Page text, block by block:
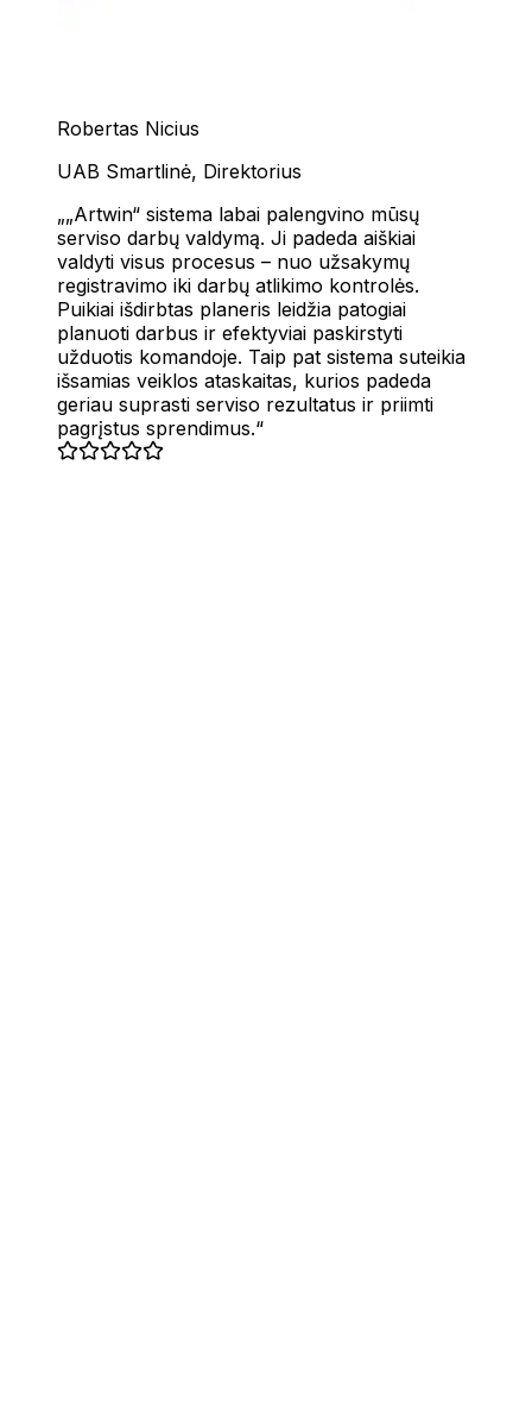
Robertas Nicius
UAB Smartlinė, Direktorius
„Artwin“ sistema labai palengvino mūsų
serviso darbų valdymą. Ji padeda aiškiai
valdyti visus procesus – nuo užsakymų
registravimo iki darbų atlikimo kontrolės.
Puikiai išdirbtas planeris leidžia patogiai
planuoti darbus ir efektyviai paskirstyti
užduotis komandoje. Taip pat sistema suteikia
išsamias veiklos ataskaitas, kurios padeda
geriau suprasti serviso rezultatus ir priimti
pagrįstus sprendimus.